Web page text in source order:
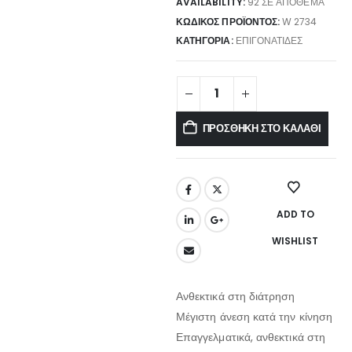
ΚΩΔΙΚΌΣ ΠΡΟΪΌΝΤΟΣ:W 2734
ΚΑΤΗΓΟΡΊΑ: ΕΠΙΓΟΝΑΤΊΔΕΣ
ΠΡΟΣΘΉΚΗ ΣΤΟ ΚΑΛΆΘΙ
ADD TO
WISHLIST
Ανθεκτικά στη διάτρηση
Μέγιστη άνεση κατά την κίνηση
Επαγγελματικά, ανθεκτικά στη